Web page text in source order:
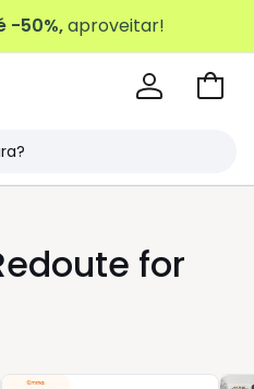
-50%,aproveitar!
Ir
for